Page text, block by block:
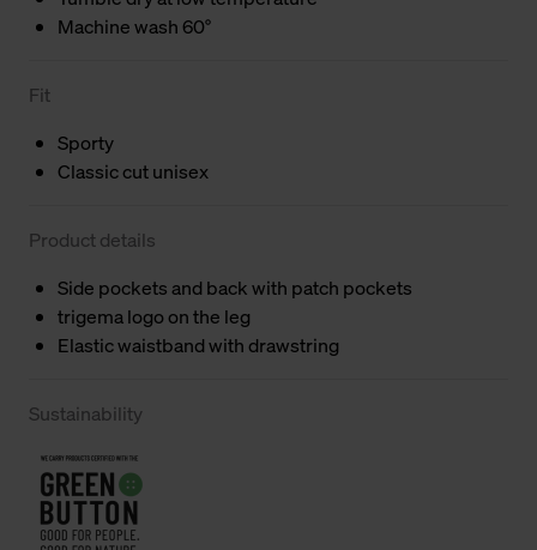
Machine wash 60°
Fit
Sporty
Classic cut unisex
Product details
Side pockets and back with patch pockets
trigema logo on the leg
Elastic waistband with drawstring
Sustainability